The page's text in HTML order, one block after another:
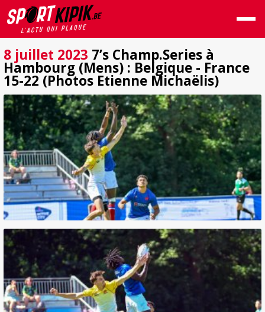
8 juillet 2023 7’s Champ.Series à
Hambourg (Mens) : Belgique - France
15-22 (Photos Etienne Michaëlis)